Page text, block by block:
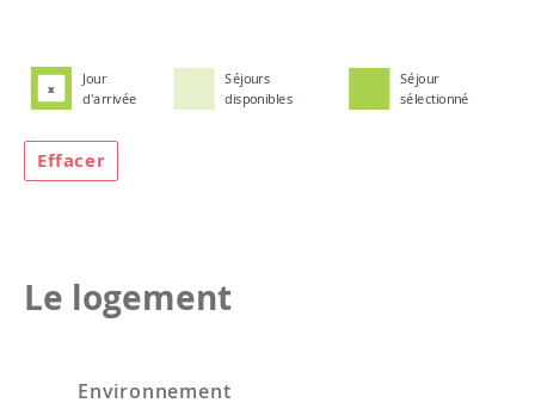
x
Jour
d'arrivée
Séjours
disponibles
Séjour
sélectionné
Effacer
Le logement
Environnement